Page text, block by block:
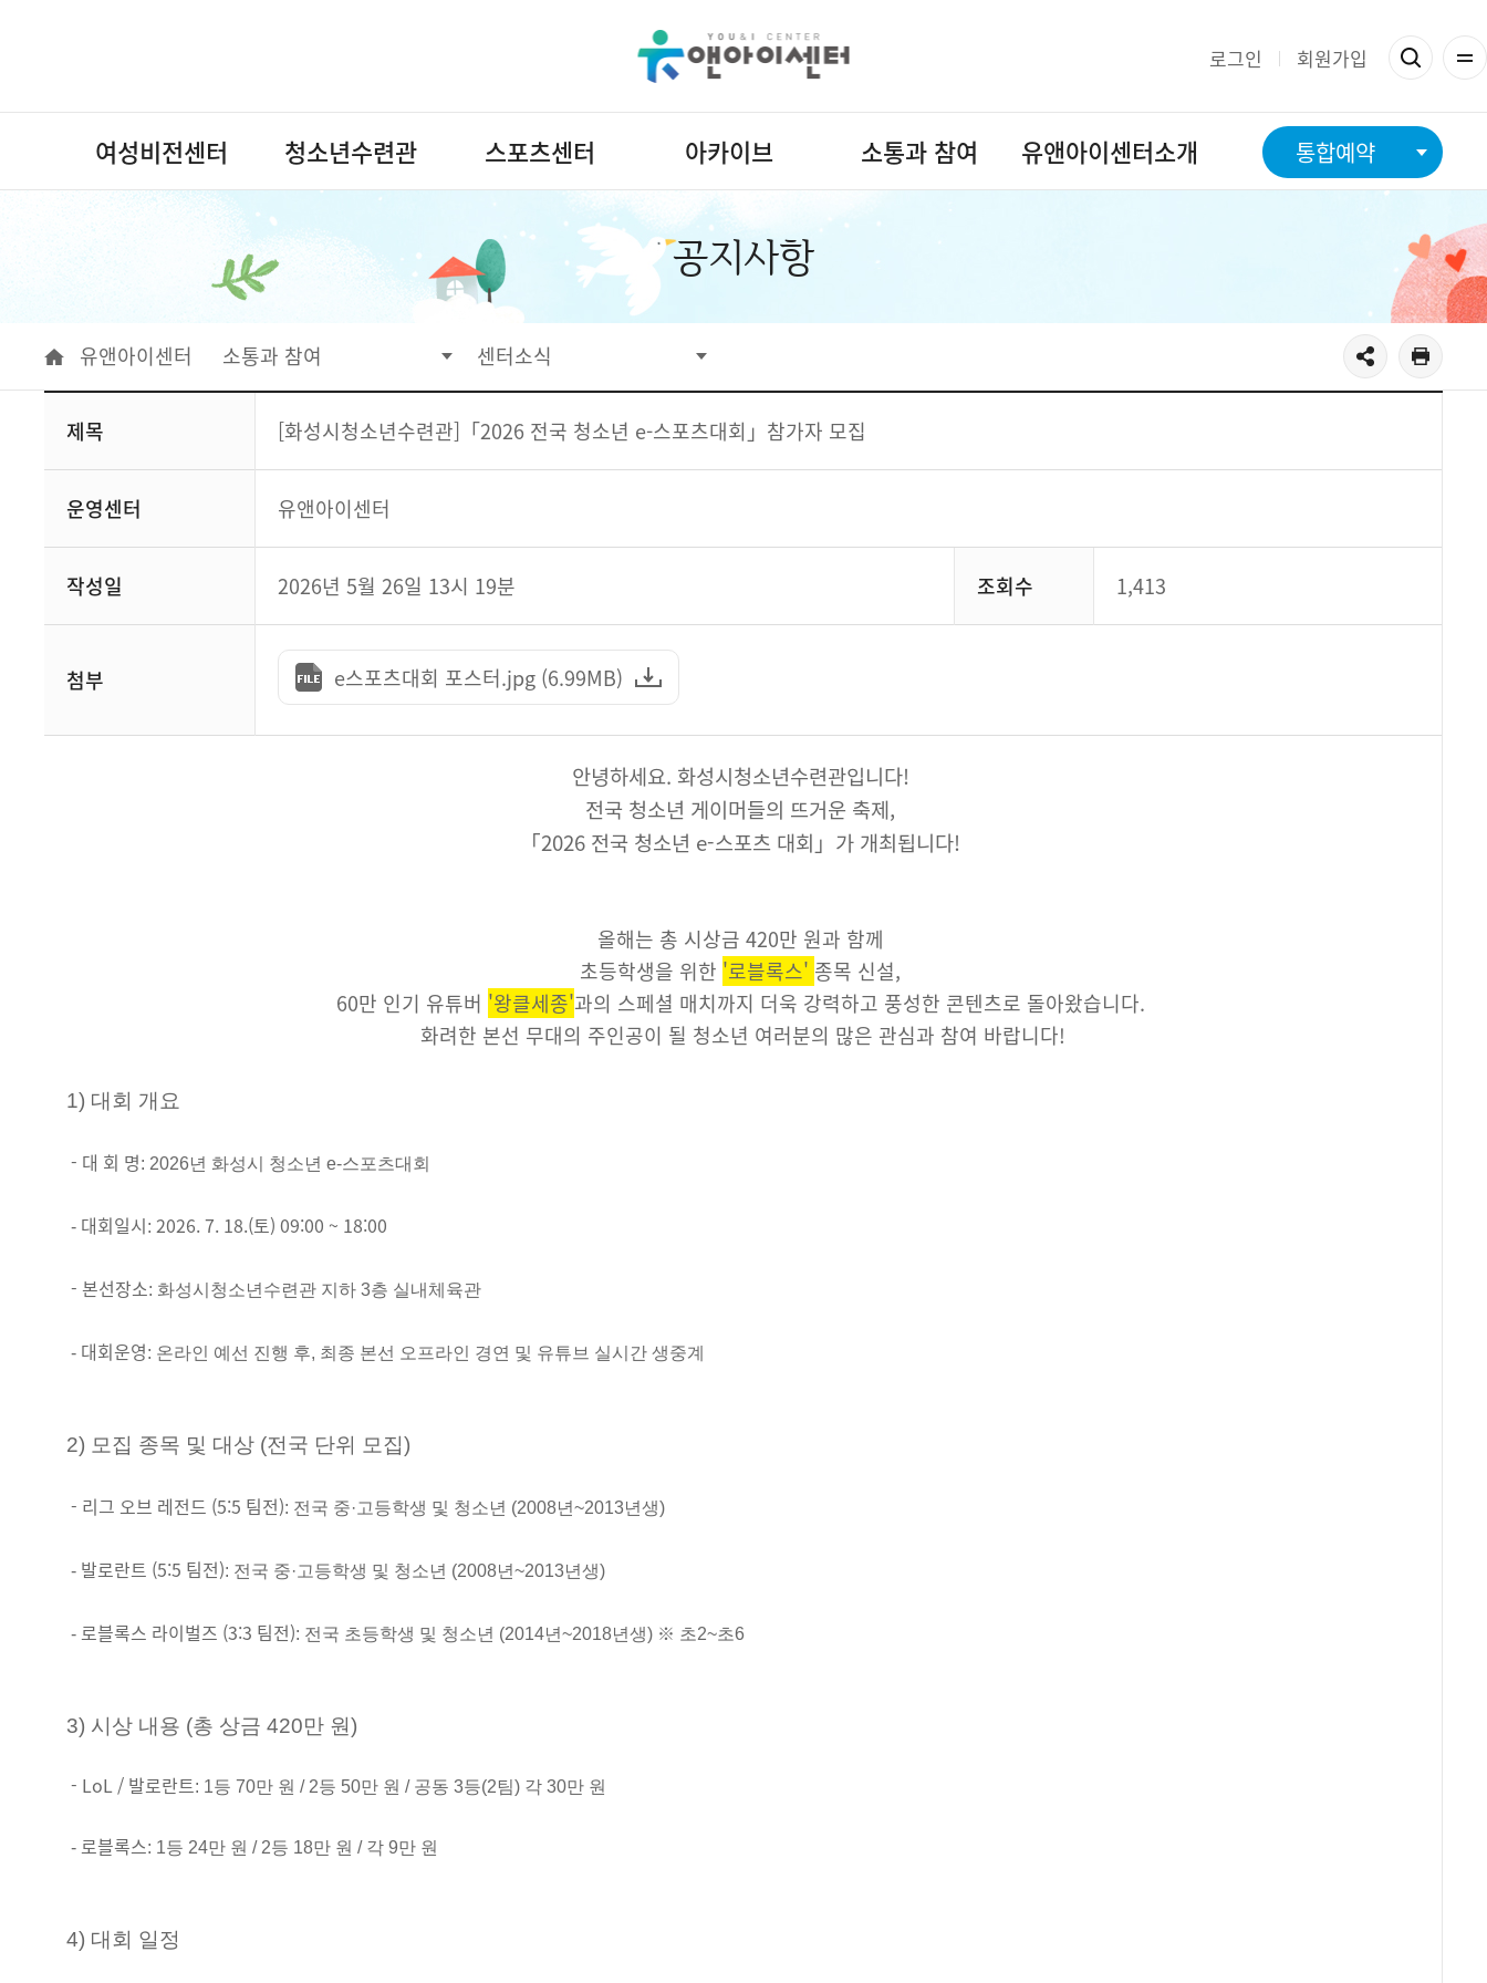
로그인 회원가입
여성비전센터 청소년수련관 스포츠센터 아카이브 소통과 참여 유앤아이센터소개 통합예약
공지사항
유앤아이센터 소통과 참여 센터소식
제목 [화성시청소년수련관]「2026 전국 청소년 e-스포츠대회」참가자 모집
운영센터 유앤아이센터
작성일 2026년 5월 26일 13시 19분 조회수 1,413
첨부 e스포츠대회 포스터.jpg (6.99MB)
안녕하세요. 화성시청소년수련관입니다!
전국 청소년 게이머들의 뜨거운 축제,
「2026 전국 청소년 e-스포츠 대회」가 개최됩니다!
올해는 총 시상금 420만 원과 함께
초등학생을 위한 '로블록스' 종목 신설,
60만 인기 유튜버 '왕클세종'과의 스페셜 매치까지 더욱 강력하고 풍성한 콘텐츠로 돌아왔습니다.
화려한 본선 무대의 주인공이 될 청소년 여러분의 많은 관심과 참여 바랍니다!
1) 대회 개요
- 대 회 명: 2026년 화성시 청소년 e-스포츠대회
- 대회일시: 2026. 7. 18.(토) 09:00 ~ 18:00
- 본선장소: 화성시청소년수련관 지하 3층 실내체육관
- 대회운영: 온라인 예선 진행 후, 최종 본선 오프라인 경연 및 유튜브 실시간 생중계
2) 모집 종목 및 대상 (전국 단위 모집)
- 리그 오브 레전드 (5:5 팀전): 전국 중·고등학생 및 청소년 (2008년~2013년생)
- 발로란트 (5:5 팀전): 전국 중·고등학생 및 청소년 (2008년~2013년생)
- 로블록스 라이벌즈 (3:3 팀전): 전국 초등학생 및 청소년 (2014년~2018년생) ※ 초2~초6
3) 시상 내용 (총 상금 420만 원)
- LoL / 발로란트: 1등 70만 원 / 2등 50만 원 / 공동 3등(2팀) 각 30만 원
- 로블록스: 1등 24만 원 / 2등 18만 원 / 각 9만 원
4) 대회 일정